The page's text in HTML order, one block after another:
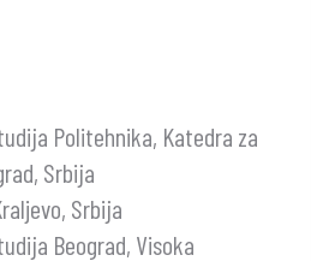
Politehnika, Katedra za
Srbija
Srbija
Beograd, Visoka